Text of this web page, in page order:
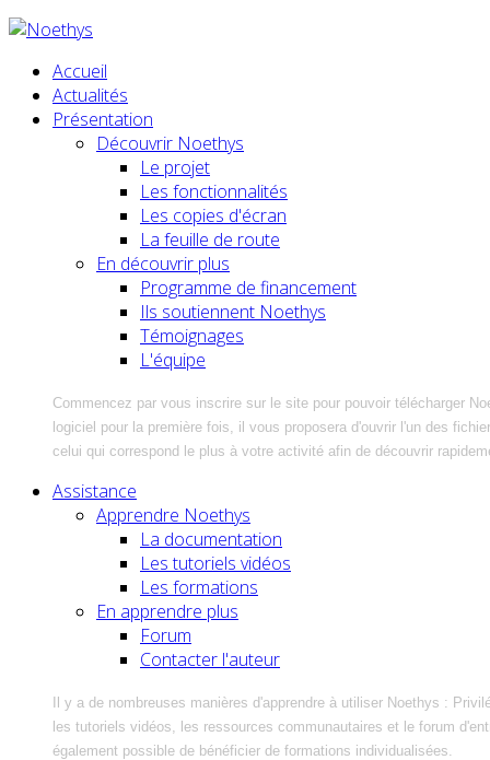
Accueil
Actualités
Présentation
Découvrir Noethys
Le projet
Les fonctionnalités
Les copies d'écran
La feuille de route
En découvrir plus
Programme de financement
Ils soutiennent Noethys
Témoignages
L'équipe
Commencez par vous inscrire sur le site pour pouvoir télécharger
logiciel pour la première fois, il vous proposera d'ouvrir l'un des
celui qui correspond le plus à votre activité afin de découvrir
Assistance
Apprendre Noethys
La documentation
Les tutoriels vidéos
Les formations
En apprendre plus
Forum
Contacter l'auteur
Il y a de nombreuses manières d'apprendre à utiliser Noethys :
les tutoriels vidéos, les ressources communautaires et le forum
également possible de bénéficier de formations individualisées.